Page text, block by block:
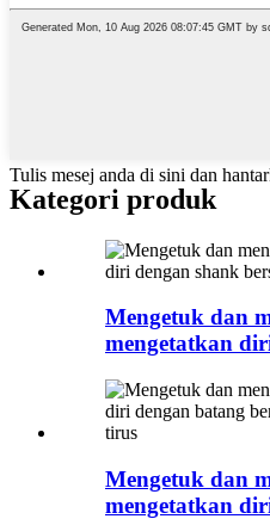
Tulis mesej anda di sini dan
Kategori produk
Mengetuk dan
mengetatkan
Mengetuk dan
mengetatkan